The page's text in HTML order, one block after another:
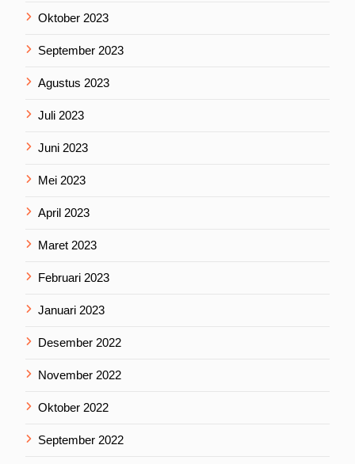
Oktober 2023
September 2023
Agustus 2023
Juli 2023
Juni 2023
Mei 2023
April 2023
Maret 2023
Februari 2023
Januari 2023
Desember 2022
November 2022
Oktober 2022
September 2022